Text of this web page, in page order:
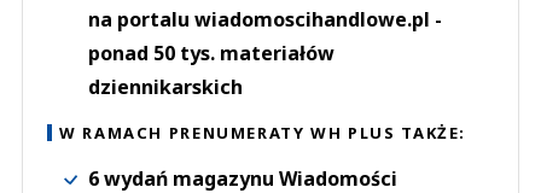
na portalu wiadomoscihandlowe.pl -
ponad 50 tys. materiałów
dziennikarskich
W RAMACH PRENUMERATY WH PLUS TAKŻE:
6 wydań magazynu Wiadomości